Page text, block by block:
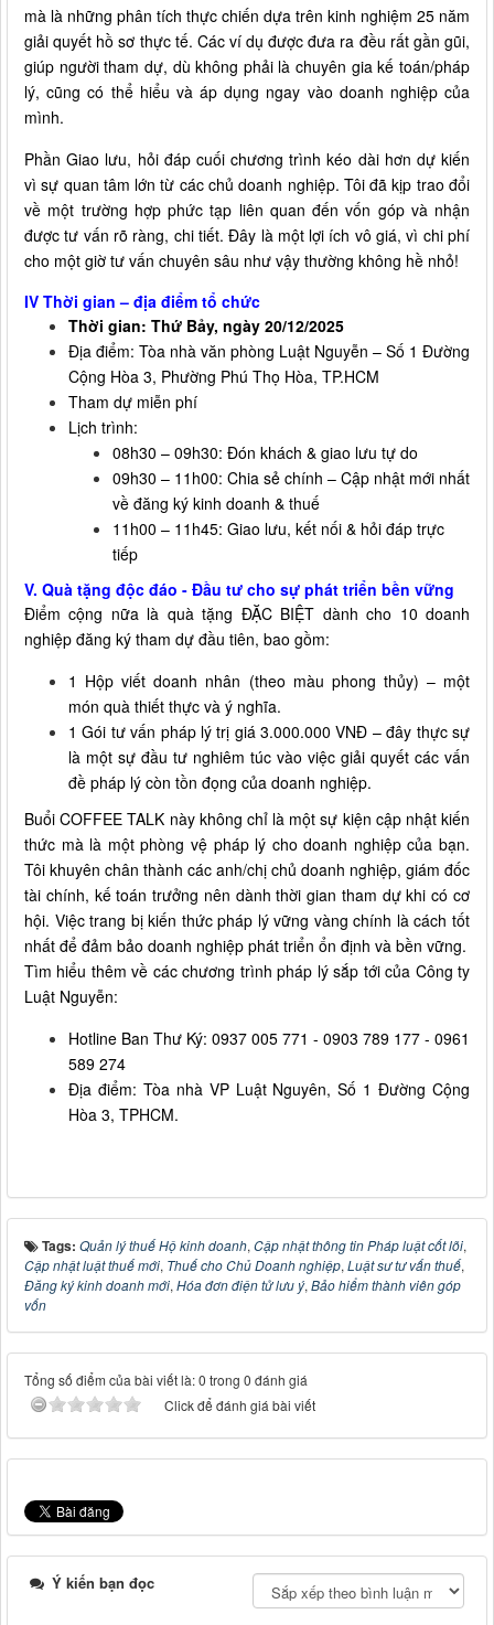
mà là những phân tích thực chiến dựa trên kinh nghiệm 25 năm
giải quyết hồ sơ thực tế. Các ví dụ được đưa ra đều rất gần gũi,
giúp người tham dự, dù không phải là chuyên gia kế toán/pháp
lý, cũng có thể hiểu và áp dụng ngay vào doanh nghiệp của
mình.
Phần Giao lưu, hỏi đáp cuối chương trình kéo dài hơn dự kiến
vì sự quan tâm lớn từ các chủ doanh nghiệp. Tôi đã kịp trao đổi
về một trường hợp phức tạp liên quan đến vốn góp và nhận
được tư vấn rõ ràng, chi tiết. Đây là một lợi ích vô giá, vì chi phí
cho một giờ tư vấn chuyên sâu như vậy thường không hề nhỏ!
IV Thời gian – địa điểm tổ chức
Thời gian: Thứ Bảy, ngày 20/12/2025
Địa điểm: Tòa nhà văn phòng Luật Nguyễn – Số 1 Đường
Cộng Hòa 3, Phường Phú Thọ Hòa, TP.HCM
Tham dự miễn phí
Lịch trình:
08h30 – 09h30: Đón khách & giao lưu tự do
09h30 – 11h00: Chia sẻ chính – Cập nhật mới nhất
về đăng ký kinh doanh & thuế
11h00 – 11h45: Giao lưu, kết nối & hỏi đáp trực
tiếp
V. Quà tặng độc đáo - Đầu tư cho sự phát triển bền vững
Điểm cộng nữa là quà tặng ĐẶC BIỆT dành cho 10 doanh
nghiệp đăng ký tham dự đầu tiên, bao gồm:
1 Hộp viết doanh nhân (theo màu phong thủy) – một
món quà thiết thực và ý nghĩa.
1 Gói tư vấn pháp lý trị giá 3.000.000 VNĐ – đây thực sự
là một sự đầu tư nghiêm túc vào việc giải quyết các vấn
đề pháp lý còn tồn đọng của doanh nghiệp.
Buổi COFFEE TALK này không chỉ là một sự kiện cập nhật kiến
thức mà là một phòng vệ pháp lý cho doanh nghiệp của bạn.
Tôi khuyên chân thành các anh/chị chủ doanh nghiệp, giám đốc
tài chính, kế toán trưởng nên dành thời gian tham dự khi có cơ
hội. Việc trang bị kiến thức pháp lý vững vàng chính là cách tốt
nhất để đảm bảo doanh nghiệp phát triển ổn định và bền vững.
Tìm hiểu thêm về các chương trình pháp lý sắp tới của Công ty
Luật Nguyễn:
Hotline Ban Thư Ký: 0937 005 771 - 0903 789 177 - 0961
589 274
Địa điểm: Tòa nhà VP Luật Nguyên, Số 1 Đường Cộng
Hòa 3, TPHCM.
Tags: Quản lý thuế Hộ kinh doanh Cập nhật thông tin Pháp luật cốt lõi
Cập nhật luật thuế mới Thuế cho Chủ Doanh nghiệp Luật sư tư vấn thuế,
Đăng ký kinh doanh mới Hóa đơn điện tử lưu ý, Bảo hiểm thành viên góp
vốn
Tổng số điểm của bài viết là: 0 trong 0 đánh giá
Click để đánh giá bài viết
Ý kiến bạn đọc